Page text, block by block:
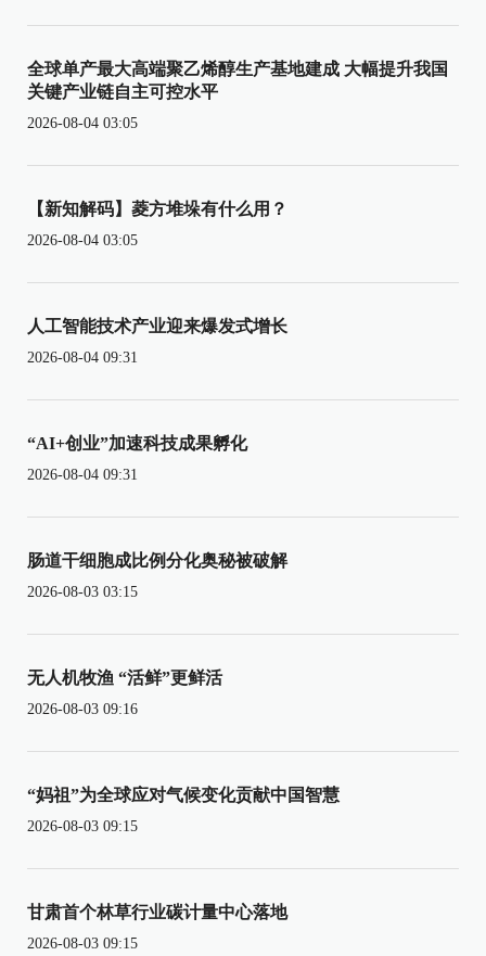
全球单产最大高端聚乙烯醇生产基地建成 大幅提升我国
关键产业链自主可控水平
2026-08-04 03:05
【新知解码】菱方堆垛有什么用？
2026-08-04 03:05
人工智能技术产业迎来爆发式增长
2026-08-04 09:31
“AI+创业”加速科技成果孵化
2026-08-04 09:31
肠道干细胞成比例分化奥秘被破解
2026-08-03 03:15
无人机牧渔 “活鲜”更鲜活
2026-08-03 09:16
“妈祖”为全球应对气候变化贡献中国智慧
2026-08-03 09:15
甘肃首个林草行业碳计量中心落地
2026-08-03 09:15